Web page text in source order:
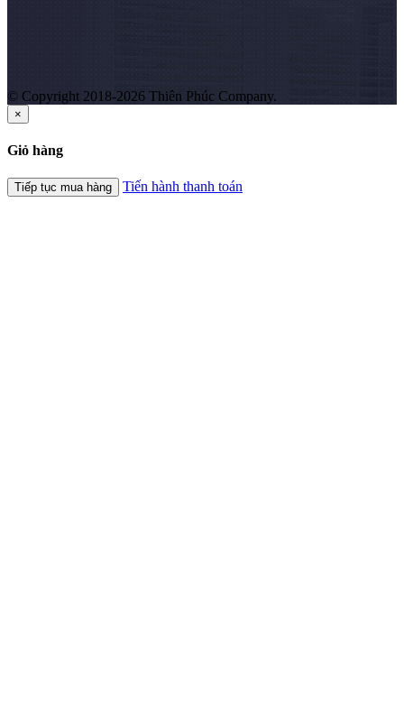
© Copyright 2018-2026 Thiên Phúc Company.
×
Giỏ hàng
Tiếp tục mua hàng Tiến hành thanh toán